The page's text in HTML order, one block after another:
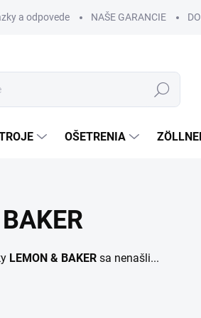
a odpovede NAŠE GARANCIE
Hľadať
OŠETRENIA
LEMON & BAKER sa nenašli...